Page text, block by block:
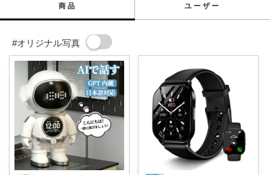
商品 ユーザー
#オリジナル写真